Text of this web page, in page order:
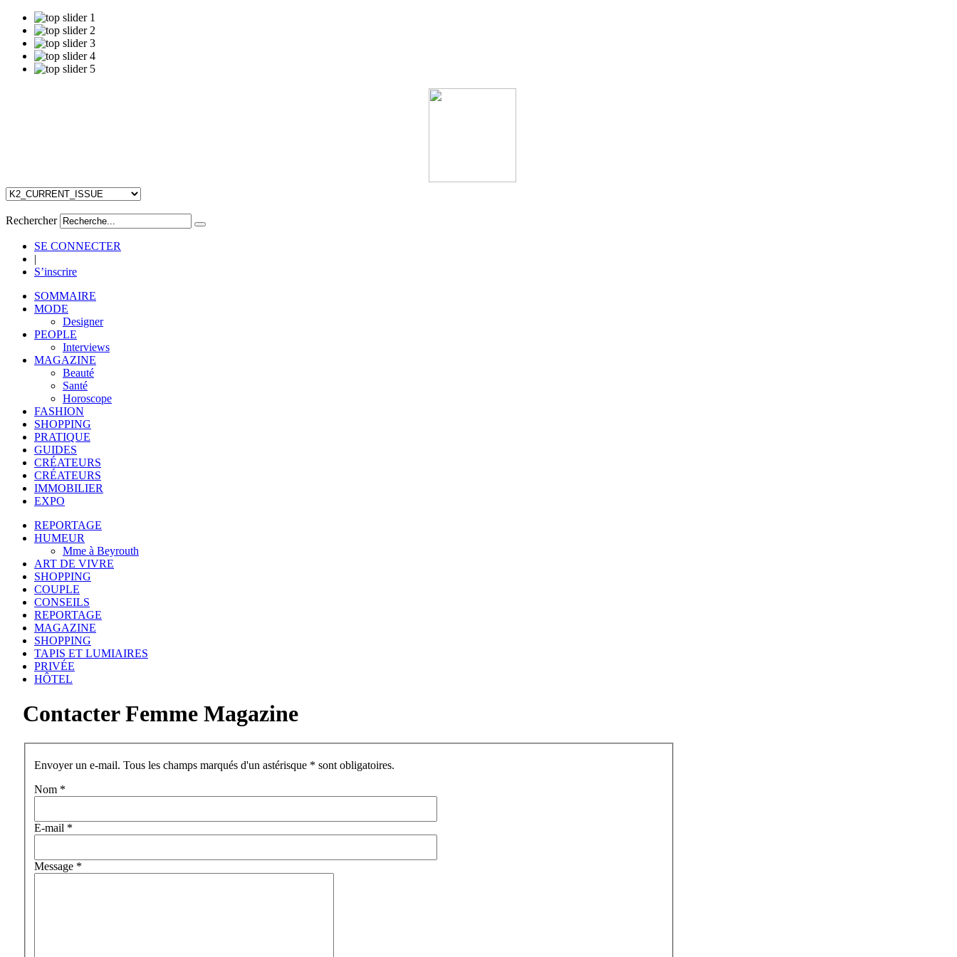
Rechercher
SE CONNECTER
|
S’inscrire
SOMMAIRE
MODE
Designer
PEOPLE
Interviews
MAGAZINE
Beauté
Santé
Horoscope
FASHION
SHOPPING
PRATIQUE
GUIDES
CRÉATEURS
CRÉATEURS
IMMOBILIER
EXPO
REPORTAGE
HUMEUR
Mme à Beyrouth
ART DE VIVRE
SHOPPING
COUPLE
CONSEILS
REPORTAGE
MAGAZINE
SHOPPING
TAPIS ET LUMIAIRES
PRIVÉE
HÔTEL
Contacter Femme Magazine
Envoyer un e-mail. Tous les champs marqués d'un astérisque * sont obligatoires.
Nom *
E-mail *
Message *